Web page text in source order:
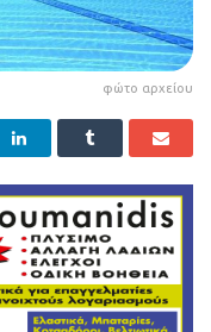
φώτο αρχείου